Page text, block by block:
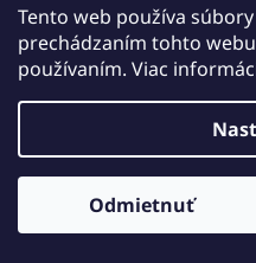
Tento web používa
prechádzaním tohto
používaním. Viac
Odmietnuť
Odoberať newsletter
Vložte svoj e-mail a my Vám
nových produktoch na našom
Vložením e-mailu súhlasíte s